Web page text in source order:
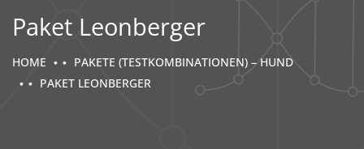
Paket Leonberger
HOME
PAKETE (TESTKOMBINATIONEN) – HUND
PAKET LEONBERGER